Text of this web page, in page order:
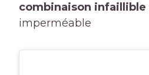
combinaison infaillible
imperméable